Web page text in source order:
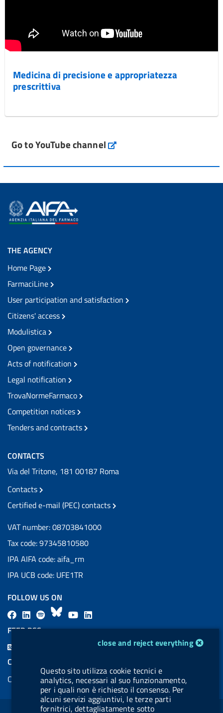
Medicina di precisione e appropriatezza
prescrittiva
Go to YouTube channel
cookie management moduleclose and reject everything
Questo sito utilizza cookie tecnici e
analytics, necessari al suo funzionamento,
per i quali non è richiesto il consenso. Per
alcuni servizi aggiuntivi, le terze parti
fornitrici, dettagliatamente sotto
THE AGENCY
Home Page
FarmaciLine
User participation and satisfaction
Citizens' access
Modulistica
Open governance
Acts of notification
Legal notification
TrovaNormeFarmaco
Competition notices
Tenders and contracts
CONTACTS
Via del Tritone, 181 00187 Roma
Contacts
Certified e-mail (PEC) contacts
VAT number: 08703841000
Tax code: 97345810580
IPA AIFA code: aifa_rm
IPA UCB code: UFE1TR
FOLLOW US ON
F
a
L
i
a
l
.
b
u
B
l
s
k
y
Y
o
u
b
e
i
e
d
i
n
FEED RSS
COOKIES
Cookie management
Sezione Link Utili